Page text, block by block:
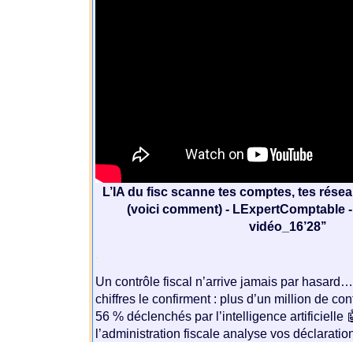
L’IA du fisc scanne tes comptes, tes
(voici comment) - LExpertComptable
vidéo_16’28’’
.
Un contrôle fiscal n’arrive jamais par
chiffres le confirment : plus d’un million de
56 % déclenchés par l’intelligence artificielle
l’administration fiscale analyse vos